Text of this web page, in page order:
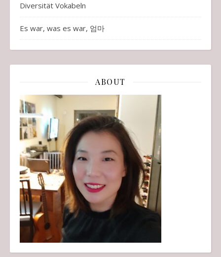
Diversität Vokabeln
Es war, was es war, 엄마
ABOUT